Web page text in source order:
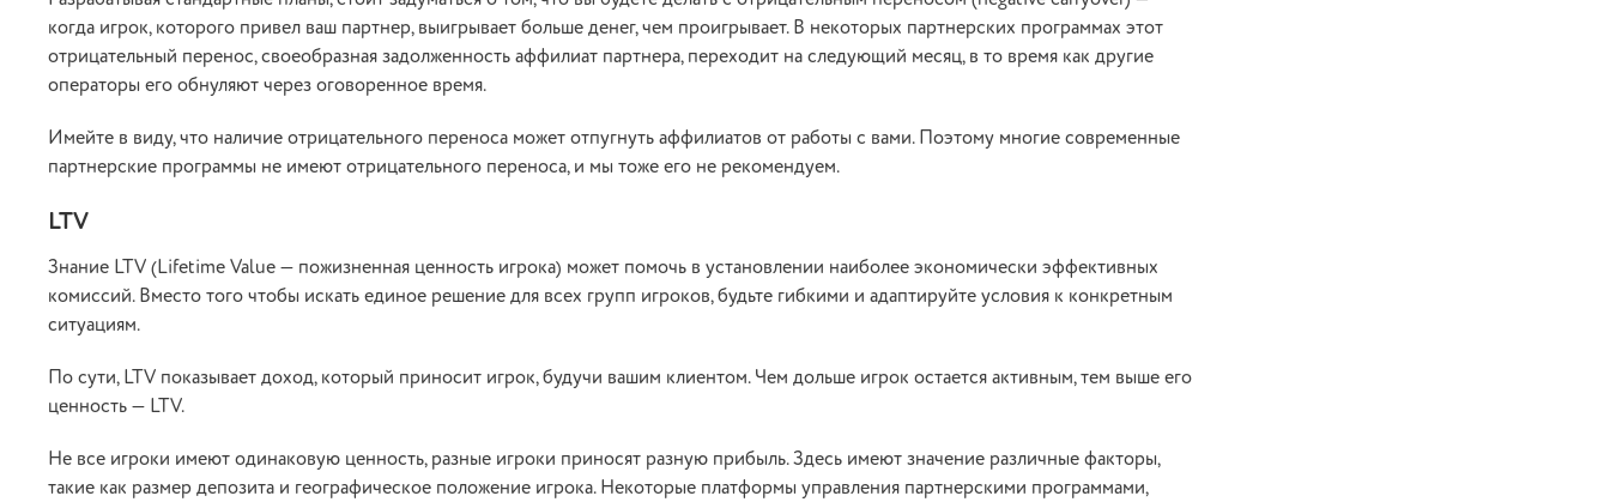
когда игрок, которого привел ваш партнер, выигрывает больше денег, чем проигрывает. В некоторых партнерских программах этот
отрицательный перенос, своеобразная задолженность аффилиат партнера, переходит на следующий месяц, в то время как другие
операторы его обнуляют через оговоренное время.
Имейте в виду, что наличие отрицательного переноса может отпугнуть аффилиатов от работы с вами. Поэтому многие современные
партнерские программы не имеют отрицательного переноса, и мы тоже его не рекомендуем.
LTV
Знание LTV (Lifetime Value — пожизненная ценность игрока) может помочь в установлении наиболее экономически эффективных
комиссий. Вместо того чтобы искать единое решение для всех групп игроков, будьте гибкими и адаптируйте условия к конкретным
ситуациям.
По сути, LTV показывает доход, который приносит игрок, будучи вашим клиентом. Чем дольше игрок остается активным, тем выше его
ценность — LTV.
Не все игроки имеют одинаковую ценность, разные игроки приносят разную прибыль. Здесь имеют значение различные факторы,
такие как размер депозита и географическое положение игрока. Некоторые платформы управления партнерскими программами,